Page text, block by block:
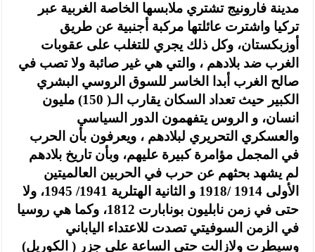
مدينة فارونيج تشتري ملابسها الخاصة الغربية عبر
تركيا واشترت عائلتها مركبة أجنبية عن طريق
أوزبكستان، وكل ذلك يجري للتغلب على عقوبات
الغرب ضد بلادهم ، والتي هي غير صائبة ولا تصب في
صالح الغرب أبدا الخاسر للسوق الروسي البشري
الكبير حيث تعداد السكان يقارب الـ( 150) مليون
انسان، و الروس يتفهمون الدور السياسي
والعسكري التحريري لبلادهم ، ويعرفون بأن الحرب
في المجمل مؤامرة كبيرة عليهم، وبأن تاريخ بلادهم
لم يشهد بحثهم عن حرب في الحربين العالميتين
الأولى 1914 /1918 و الثانية الهتلرية 1941/ 1945، ولا
حتى في زمن نابليون بونابارت 1812، وكما هي روسيا
في الزمن السوفيتي تصدت للاعتداء الياباني
وسيطرت ولازالت حتى الساعة على جزر ( الكوريل)